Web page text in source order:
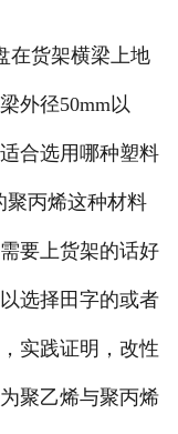
在货架横梁上地
外径50mm以
合选用哪种塑料
丙烯这种材料
要上货架的话好
选择田字的或者
实践证明，改性
聚乙烯与聚丙烯